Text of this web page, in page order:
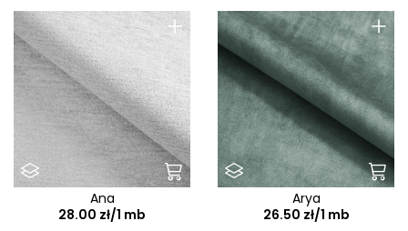
+
Ana
28.00 zł/1 mb
+
Arya
26.50 zł/1 mb